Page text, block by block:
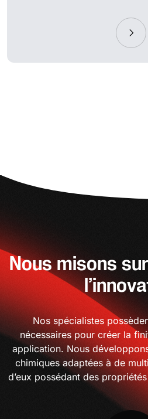
Nous misons
Nos spécialistes
nécessaires pour créer la
application. Nous
chimiques adaptées à de
d’eux possédant des